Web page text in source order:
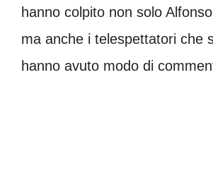
hanno colpito non solo
ma anche i telespettatori che
hanno avuto modo di